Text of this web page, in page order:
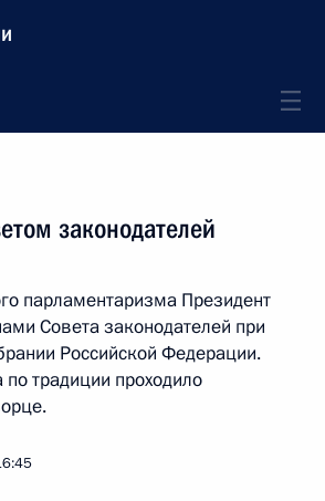
законодателей
парламентаризма Президент
Совета законодателей при
Российской Федерации.
традиции проходило